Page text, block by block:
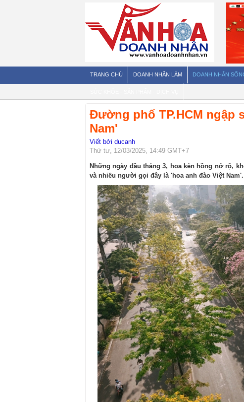
TRANG CHỦ DOANH NHÂN LÀM DOANH NHÂN
Đường phố TP.HCM ngập
Nam'
Viết bởi ducanh
Thứ tư, 12/03/2025, 14:49 GMT+7
Những ngày đầu tháng 3, hoa kèn hồng nở rộ,
và nhiều người gọi đây là 'hoa anh đào Việt Nam'.